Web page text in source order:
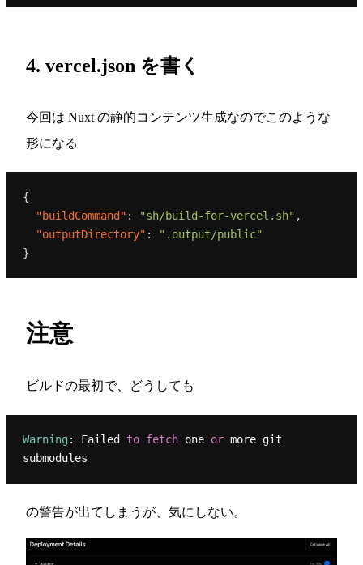
4. vercel.json を書く
今回は Nuxt の静的コンテンツ生成なのでこのような
形になる
{
"buildCommand" : "sh/build-for-vercel.sh" ,
"outputDirectory" :
".output/public"
}
注意
ビルドの最初で、どうしても
Warning : Failed to fetch one or more git
の警告が出てしまうが、気にしない。